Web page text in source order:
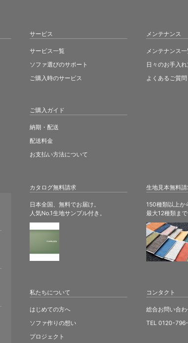
カタログ無料請求
日本全国、無料でお届け。
人気No.1生地サンプル付き。
生地見本無料
150種類以上か
最大12種類まで
サービス
サービス一覧
ソファ選びのサポート
ご購入時のサービス
ご購入ガイド
納期・配送
配送料金
お支払い方法について
メンテナンス
メンテナンス一
日々のお手入
よくあるご質問
私たちについて
はじめての方へ
ソファ作りの想い
プロジェクト
コンタクト
総合お問い合
TEL 0120-